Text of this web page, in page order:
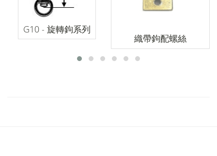
G10 - 旋轉鉤系列
織帶鉤配螺絲